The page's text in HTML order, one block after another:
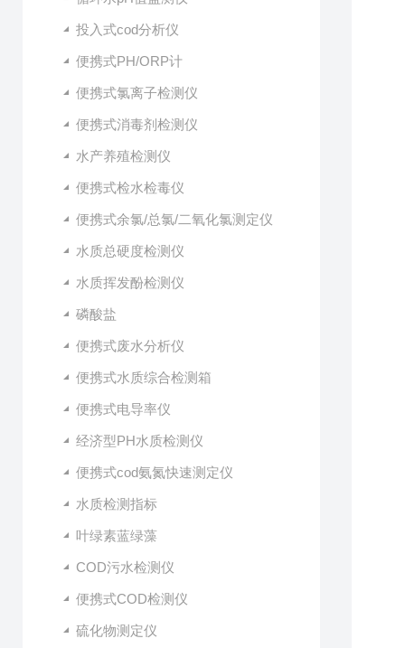
投入式cod分析仪
便携式PH/ORP计
便携式氯离子检测仪
便携式消毒剂检测仪
水产养殖检测仪
便携式检水检毒仪
便携式余氯/总氯/二氧化氯测定仪
水质总硬度检测仪
水质挥发酚检测仪
磷酸盐
便携式废水分析仪
便携式水质综合检测箱
便携式电导率仪
经济型PH水质检测仪
便携式cod氨氮快速测定仪
水质检测指标
叶绿素蓝绿藻
COD污水检测仪
便携式COD检测仪
硫化物测定仪